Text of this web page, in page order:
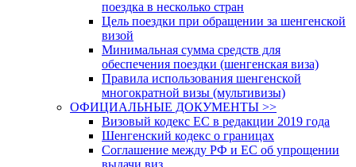
поездка в несколько стран
Цель поездки при обращении за шенгенской
визой
Минимальная сумма средств для
обеспечения поездки (шенгенская виза)
Правила использования шенгенской
многократной визы (мультивизы)
ОФИЦИАЛЬНЫЕ ДОКУМЕНТЫ >>
Визовый кодекс ЕС в редакции 2019 года
Шенгенский кодекс о границах
Соглашение между РФ и ЕС об упрощении
выдачи виз